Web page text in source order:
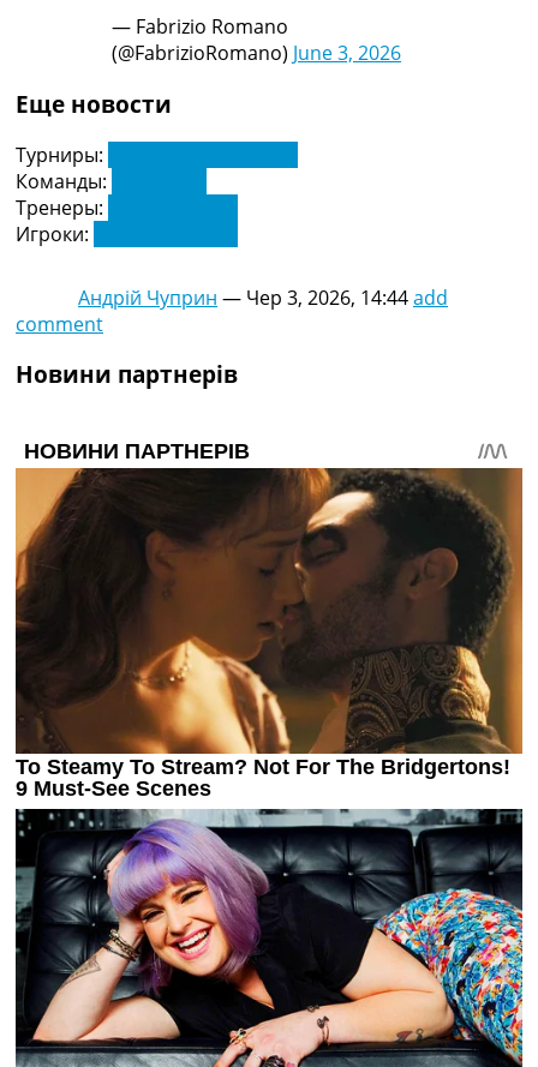
— Fabrizio Romano
(@FabrizioRomano) June 3, 2026
Еще новости
Турниры:
Команды:
Тренеры:
Игроки:
Андрій Чуприн — Чер 3, 2026, 14:44add
comment
Новини партнерів